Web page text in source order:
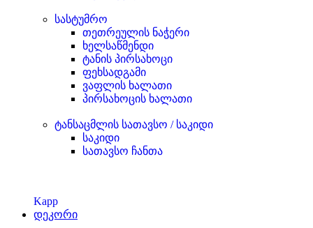
სასტუმრო
თეთრეულის ნაჭერი
ხელსაწმენდი
ტანის პირსახოცი
ფეხსადგამი
ვაფლის ხალათი
პირსახოცის ხალათი
ტანსაცმლის სათავსო / საკიდი
საკიდი
სათავსო ჩანთა
Kapp
დეკორი